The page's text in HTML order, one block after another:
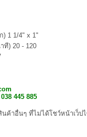
) 1 1/4" x 1"
ที) 20 - 120
445 885
ค้าอื่นๆ ที่ไม่ได้โชว์หน้าเว็ป